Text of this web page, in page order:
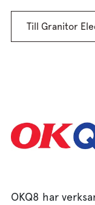
Till Granitor
OKQ8 har